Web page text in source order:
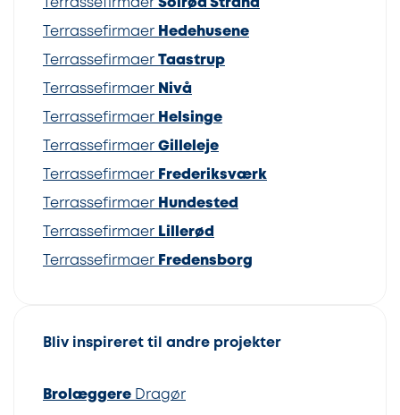
Terrassefirmaer Solrød Strand
Terrassefirmaer Hedehusene
Terrassefirmaer Taastrup
Terrassefirmaer Nivå
Terrassefirmaer Helsinge
Terrassefirmaer Gilleleje
Terrassefirmaer Frederiksværk
Terrassefirmaer Hundested
Terrassefirmaer Lillerød
Terrassefirmaer Fredensborg
Bliv inspireret til andre projekter
Brolæggere Dragør